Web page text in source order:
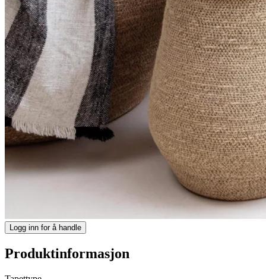
Logg inn for å handle
Produktinformasjon